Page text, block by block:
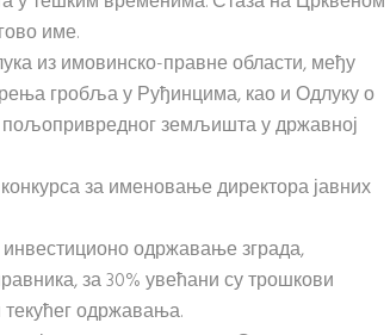
име.
из имовинско-правне области, међу
гробља у Руђинцима, као и Одлуку о
земљишта у државној
за именовање директора јавних
одржавање зграда,
за 30% увећани су трошкови
одржавања.